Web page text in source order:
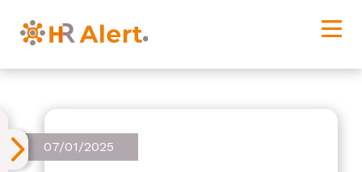
07/01/2025